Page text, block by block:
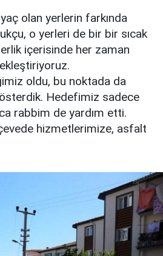
olan yerlerin farkında
o yerleri de bir bir sıcak
içerisinde her zaman
oldu, bu noktada da
Hedefimiz sadece
rabbim de yardım etti.
hizmetlerimize, asfalt